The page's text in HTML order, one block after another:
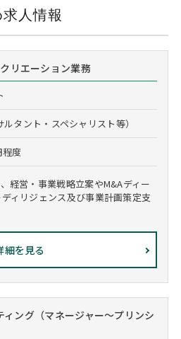
人情報
リエーション業務
タント・スペシャリスト等）
程度
経営・事業戦略立案やM&Aディー
ィリジェンス及び事業計画策定支
細を見る
ィング（マネージャー～プリンシ